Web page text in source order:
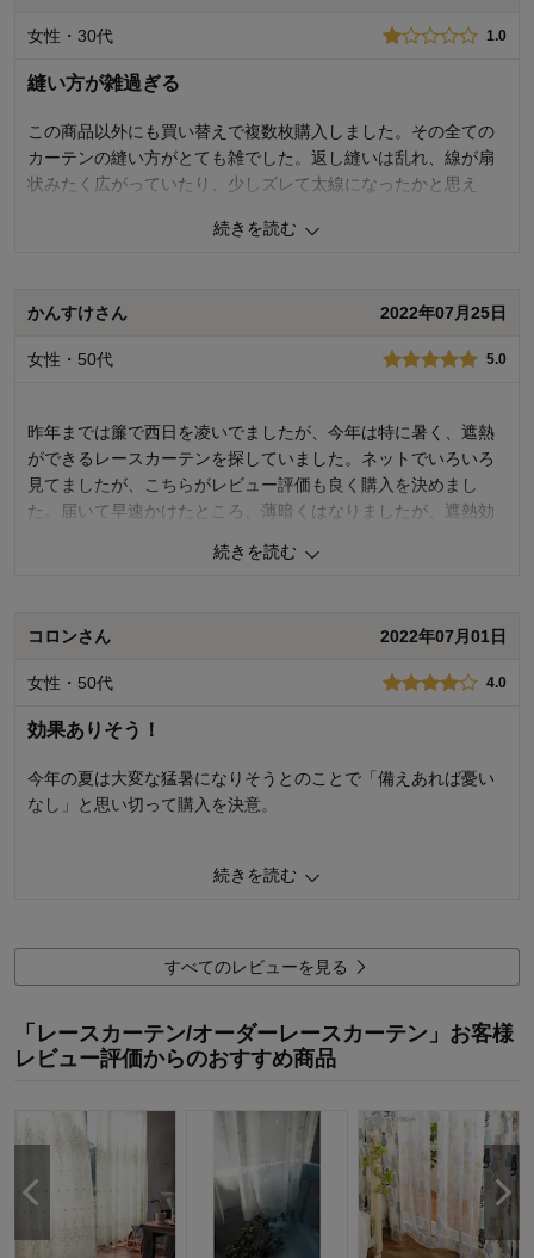
ました。更に 内側のリネンカーテンと 合わせると 予想外に エ
レガントな雰囲気となり 結果オーライでした(笑) 返品が出来な
い商品でもあるので、外が全く見えなくなり部屋が少し暗くな
る事を 事前に確認した方が良いです。
5 人が参考になりました 参考になった
2.0
女性・30代 1.0
縫い方が雑過ぎる
この商品以外にも買い替えで複数枚購入しました。その全ての
カーテンの縫い方がとても雑でした。返し縫いは乱れ、線が扇
状みたく広がっていたり、少しズレて太線になったかと思え
てなくて、糸がただ生地の上をだらっと残されてるだけだった
方されてるカーテンを買ったのは初めてです。デザイン、性能
とお金をかけたのに、その結果がこれかと思うと残念で仕方あ
ば、製品が良いとしても、また買おうとは思いません。カーテ
ンのみの評価だと、思っていたより透け感がなく、もう少し外
が見えると良いかな、と思いました。生地がとても白く明るい
ので、部屋の中は明るくなりました。製品自体は評価します
お届け商品の縫製仕様に不備があったとのこと、誠に申し訳ございま
りますが、再発防止に向けて生産工場と品質の向上に努めるととも
お届けしてしまった場合、商品到着後6ヵ月間は返品・交換をお受けい
お問い合わせください。 今後もお客様により満足度の高い商品をお届
けできるよう努力をしてまいります。貴重なご意見ありがとうござい
ました。
価格
3.0
使用感・使いやすさ
4.0
デザイン・色
4.0
使用場所： リビング、寝室
買い替え、カタログで見て
自分、その他
続きを読む
かんすけさん 2022年07月25日
女性・50代 5.0
昨年までは簾で西日を凌いでましたが、今年は特に暑く、遮熱
ができるレースカーテンを探していました。ネットでいろいろ
見てましたが、こちらがレビュー評価も良く購入を決めまし
た。届いて早速かけたところ、薄暗くはなりましたが、遮熱効
デザイン・色
使用感・使いやすさ：
購入のきっかけ：
ネットで見つけて
商品を使う人： 自分
続きを読む
コロンさん 2022年07月01日
女性・50代 4.0
効果ありそう！
今年の夏は大変な猛暑になりそうとのことで「備えあれば憂い
なし」と思い切って購入を決意。
遮熱効果だけは高いものが欲しかったので条件ピッタリです。
高めなオーダー販売を早めに割引価格で買えたのでラッキーで
した。
人が参考になりました 参考になった
価格
4.0
機能
使用感・使いやすさ
続きを読む
すべてのレビューを見る
「レースカーテン/オーダーレースカーテン」お客様
レビュー評価からのおすすめ商品